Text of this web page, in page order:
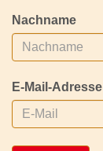
Nachname
E-Mail-Adresse